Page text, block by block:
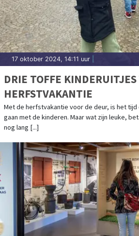
17 oktober 2024, 14:11 uur
DRIE TOFFE KINDERUITJES
HERFSTVAKANTIE
Met de herfstvakantie voor de deur, is het
gaan met de kinderen. Maar wat zijn leuke,
nog lang [...]